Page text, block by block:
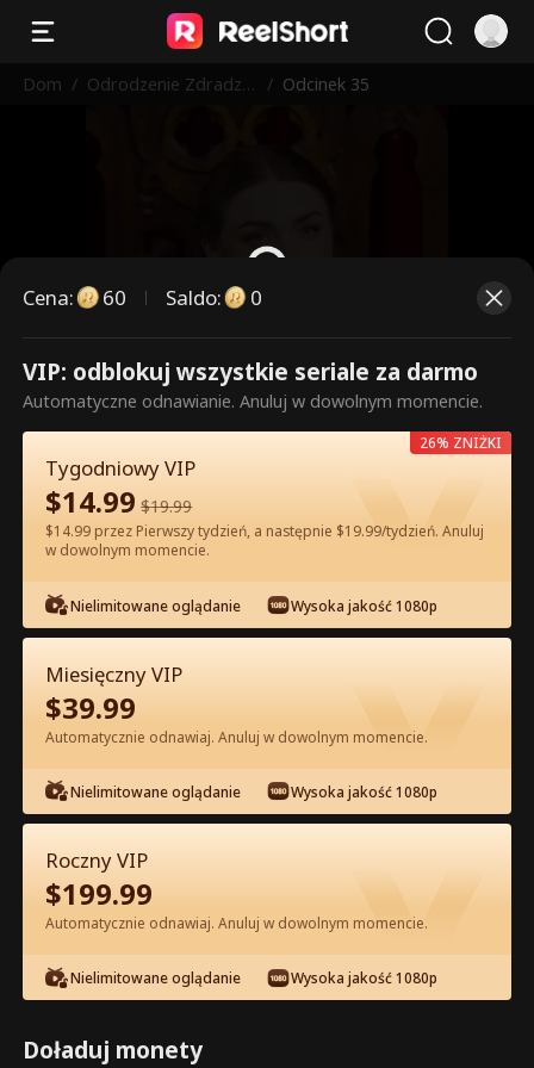
Dom / Odrodzenie Zdradzo
/ Odcinek 35
To są płatne odcinki. Odblokuj,
aby oglądać.
60
Odcinek 35 - Odrodzenie Zdradzonej
Alfa Pełna Wersja Filmu
0-49 50-74 Wszystkie Odcinki
35 36 37 38 39
Cena: 60 Saldo: 0
VIP: odblokuj wszystkie seriale za darmo
Automatyczne odnawianie. Anuluj w dowolnym momencie.
Tygodniowy VIP
$14.99 $19.99
$14.99 przez Pierwszy tydzień, a następnie $19.99/tydzień. Anuluj
w dowolnym momencie.
Nielimitowane oglądanie Wysoka jakość 1080p
26% ZNIŻKI
Miesięczny VIP
$39.99
Automatycznie odnawiaj. Anuluj w dowolnym momencie.
Nielimitowane oglądanie Wysoka jakość 1080p
Roczny VIP
$199.99
Automatycznie odnawiaj. Anuluj w dowolnym momencie.
Nielimitowane oglądanie Wysoka jakość 1080p
Doładuj monety